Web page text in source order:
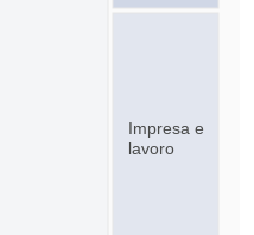
Impresa e
lavoro